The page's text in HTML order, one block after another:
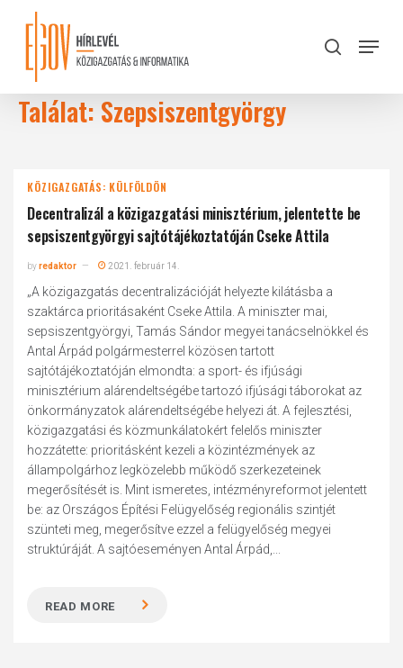
content
search
Menu
Találat: Szepsiszentgyörgy
KÖZIGAZGATÁS: KÜLFÖLDÖN
Decentralizál a közigazgatási minisztérium, jelentette be
sepsiszentgyörgyi sajtótájékoztatóján Cseke Attila
byredaktor 2021. február 14.
„A közigazgatás decentralizációját helyezte kilátásba a
szaktárca prioritásaként Cseke Attila. A miniszter mai,
sepsiszentgyörgyi, Tamás Sándor megyei tanácselnökkel és
Antal Árpád polgármesterrel közösen tartott
sajtótájékoztatóján elmondta: a sport- és ifjúsági
minisztérium alárendeltségébe tartozó ifjúsági táborokat az
önkormányzatok alárendeltségébe helyezi át. A fejlesztési,
közigazgatási és közmunkálatokért felelős miniszter
hozzátette: prioritásként kezeli a közintézmények az
állampolgárhoz legközelebb működő szerkezeteinek
megerősítését is. Mint ismeretes, intézményreformot jelentett
be: az Országos Építési Felügyelőség regionális szintjét
szünteti meg, megerősítve ezzel a felügyelőség megyei
struktúráját. A sajtóeseményen Antal Árpád,...
READ MORE
Close